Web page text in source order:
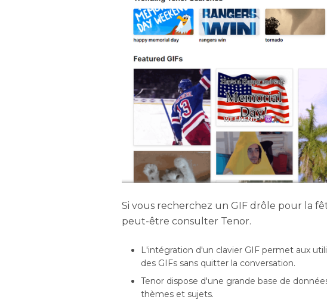
Si vous recherchez un GIF drôle pour la
peut-être consulter Tenor.
L'intégration d'un clavier GIF permet aux
des GIFs sans quitter la conversation.
Tenor dispose d'une grande base de
thèmes et sujets.